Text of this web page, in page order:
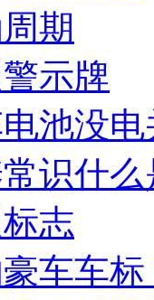
期
示牌
池没电
识什么
志
车车标